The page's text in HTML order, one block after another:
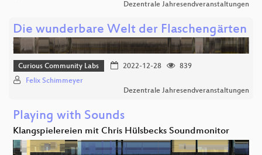
Dezentrale Jahresendveranstaltungen
Die wunderbare Welt der Flaschengärten
Curious Community Labs 2022-12-28
839
Felix Schimmeyer
Dezentrale Jahresendveranstaltungen
Playing with Sounds
Klangspielereien mit Chris Hülsbecks Soundmonitor